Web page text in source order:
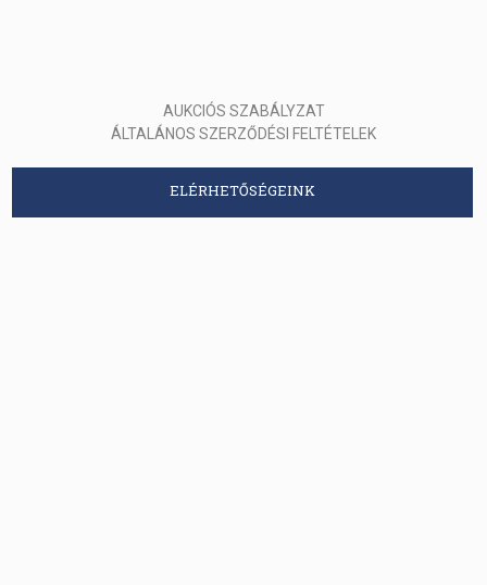
AUKCIÓS SZABÁLYZAT
ÁLTALÁNOS SZERZŐDÉSI FELTÉTELEK
ELÉRHETŐSÉGEINK